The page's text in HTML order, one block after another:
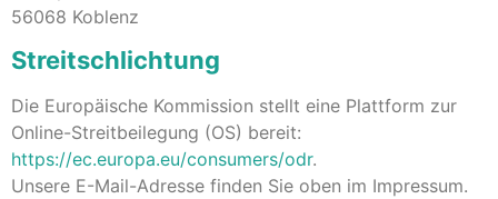
56068 Koblenz
Streitschlichtung
Die Europäische Kommission stellt eine Plattform zur
Online-Streitbeilegung (OS) bereit:
https://ec.europa.eu/consumers/odr.
Unsere E-Mail-Adresse finden Sie oben im Impressum.